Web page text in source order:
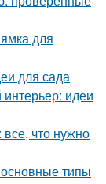
для
для сада
идеи
что нужно
типы